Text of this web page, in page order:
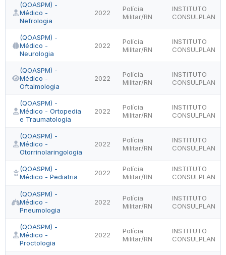
(QOASPM) -
Médico -
Nefrologia
2022
Polícia
Militar/RN
INSTITUTO
CONSULPLAN
(QOASPM) -
Médico -
Neurologia
2022
Polícia
Militar/RN
INSTITUTO
CONSULPLAN
(QOASPM) -
Médico -
Oftalmologia
2022
Polícia
Militar/RN
INSTITUTO
CONSULPLAN
(QOASPM) -
Médico - Ortopedia
e Traumatologia
2022
Polícia
Militar/RN
INSTITUTO
CONSULPLAN
(QOASPM) -
Médico -
Otorrinolaringologia
2022
Polícia
Militar/RN
INSTITUTO
CONSULPLAN
(QOASPM) -
Médico - Pediatria
2022
Polícia
Militar/RN
INSTITUTO
CONSULPLAN
(QOASPM) -
Médico -
Pneumologia
2022
Polícia
Militar/RN
INSTITUTO
CONSULPLAN
(QOASPM) -
Médico -
Proctologia
2022
Polícia
Militar/RN
INSTITUTO
CONSULPLAN